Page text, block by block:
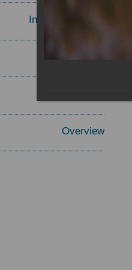
Invited Speakers
Materials
Overview